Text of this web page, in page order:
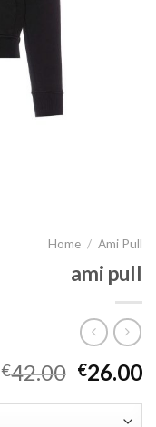
Home / Ami Pull
ami pull
€42.00 €26.00